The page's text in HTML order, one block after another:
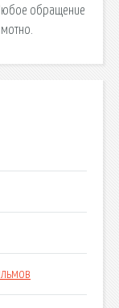
обращение